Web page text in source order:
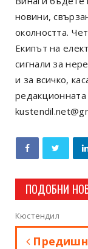
новини,
околността.
Екипът на
сигнали за
и за всичко,
ПОДОБНИ
Кюстендил